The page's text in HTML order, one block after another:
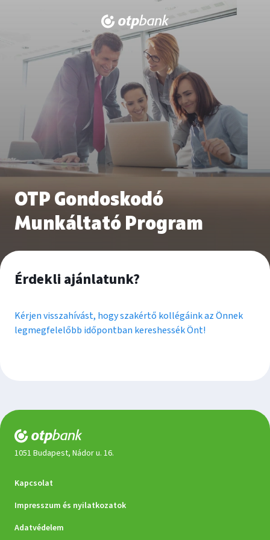
OTP Gondoskodó
Munkáltató Program
Érdekli ajánlatunk?
Kérjen visszahívást, hogy szakértő kollégáink az Önnek
legmegfelelőbb időpontban kereshessék Önt!
1051 Budapest, Nádor u. 16.
Dokumentumok
Kapcsolat
Impresszum és nyilatkozatok
Adatvédelem